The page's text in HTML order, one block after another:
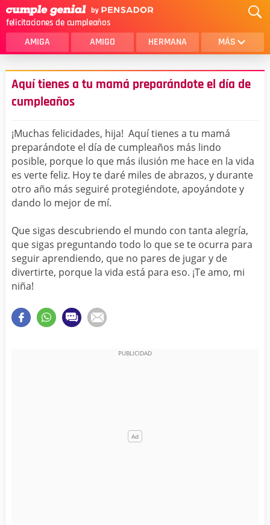
felicitaciones de cumpleaños
AMIGA AMIGO HERMANA MÁS
MAMA
AMOR
CRISTIANOS
HERMANO
HIJO
NOVIA
ESPOSO
PAPA
HOMBRE
ALGUIEN ESPECIAL
PRIMO
TODAS LAS CATEGORÍAS
Aquí tienes a tu mamá preparándote el día de
cumpleaños
¡Muchas felicidades, hija! Aquí tienes a tu mamá
preparándote el día de cumpleaños más lindo
posible, porque lo que más ilusión me hace en la vida
es verte feliz. Hoy te daré miles de abrazos, y durante
otro año más seguiré protegiéndote, apoyándote y
dando lo mejor de mí.
Que sigas descubriendo el mundo con tanta alegría,
que sigas preguntando todo lo que se te ocurra para
seguir aprendiendo, que no pares de jugar y de
divertirte, porque la vida está para eso. ¡Te amo, mi
niña!